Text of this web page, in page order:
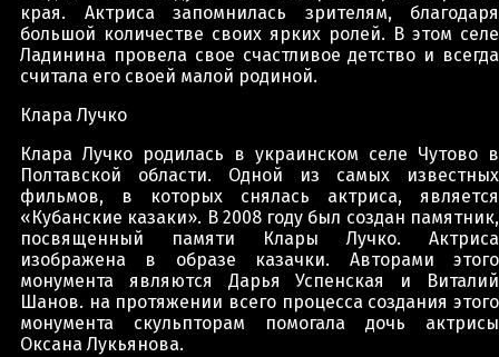
края. Актриса запомнилась зрителям, благодаря
большой количестве своих ярких ролей. В этом селе
Ладинина провела свое счастливое детство и всегда
считала его своей малой родиной.
Клара Лучко
Клара Лучко родилась в украинском селе Чутово в
Полтавской области. Одной из самых известных
фильмов, в которых снялась актриса, является
«Кубанские казаки». В 2008 году был создан памятник,
посвященный памяти Клары Лучко. Актриса
изображена в образе казачки. Авторами этого
монумента являются Дарья Успенская и Виталий
Шанов. на протяжении всего процесса создания этого
монумента скульпторам помогала дочь актрисы
Оксана Лукьянова.